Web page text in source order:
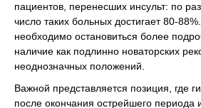
пациентов, перенесших инсульт: по
число таких больных достигает 80-
необходимо остановиться более
наличие как подлинно новаторских
неоднозначных положений.
Важной представляется позиция, где
после окончания острейшего периода